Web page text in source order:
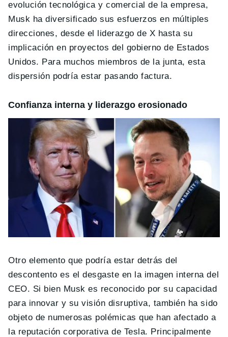
evolución tecnológica y comercial de la empresa,
Musk ha diversificado sus esfuerzos en múltiples
direcciones, desde el liderazgo de X hasta su
implicación en proyectos del gobierno de Estados
Unidos. Para muchos miembros de la junta, esta
dispersión podría estar pasando factura.
Confianza interna y liderazgo erosionado
Otro elemento que podría estar detrás del
descontento es el desgaste en la imagen interna del
CEO. Si bien Musk es reconocido por su capacidad
para innovar y su visión disruptiva, también ha sido
objeto de numerosas polémicas que han afectado a
la reputación corporativa de Tesla. Principalmente